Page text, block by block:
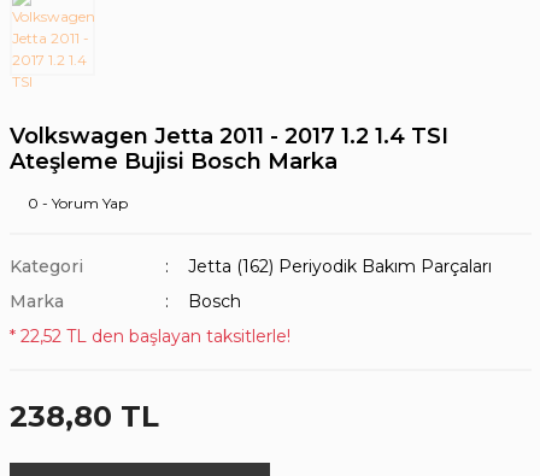
Volkswagen Jetta 2011 - 2017 1.2 1.4 TSI
Ateşleme Bujisi Bosch Marka
0 - Yorum Yap
Kategori
Jetta (162) Periyodik Bakım Parçaları
Marka
Bosch
* 22,52 TL den başlayan taksitlerle!
238,80 TL